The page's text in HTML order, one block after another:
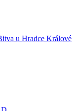
u Hradce Králové